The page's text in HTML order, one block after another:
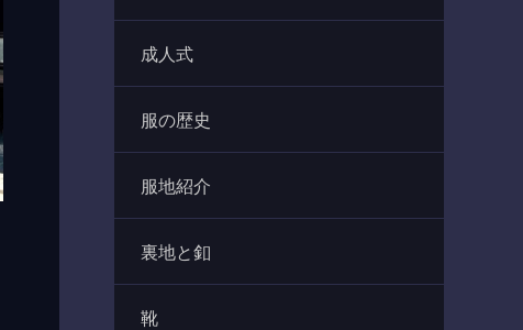
成人式
服の歴史
服地紹介
裏地と釦
靴